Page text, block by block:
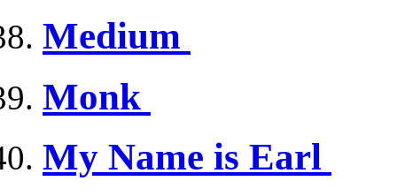
Medium
Monk
My Name is Earl